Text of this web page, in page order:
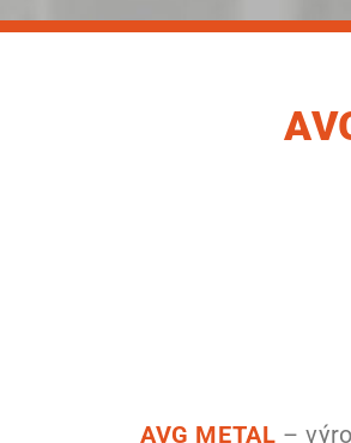
AVG METAL –